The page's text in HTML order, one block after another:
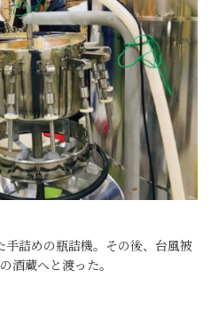
詰めの瓶詰機。その後、台風被
酒蔵へと渡った。